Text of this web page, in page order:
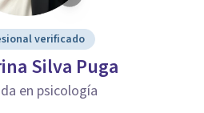
verificado
Silva Puga
en psicología